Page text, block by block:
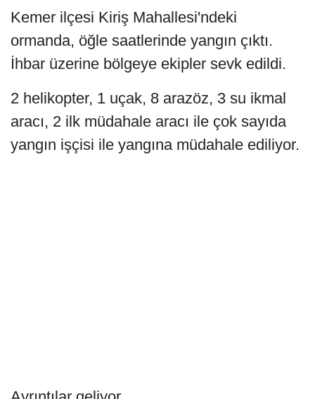
Kemer ilçesi Kiriş Mahallesi'ndeki
ormanda, öğle saatlerinde yangın çıktı.
İhbar üzerine bölgeye ekipler sevk edildi.
2 helikopter, 1 uçak, 8 arazöz, 3 su ikmal
aracı, 2 ilk müdahale aracı ile çok sayıda
yangın işçisi ile yangına müdahale ediliyor.